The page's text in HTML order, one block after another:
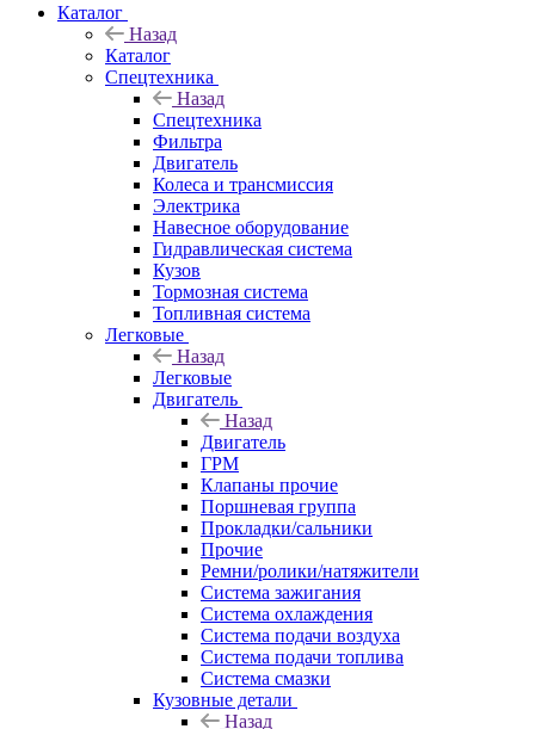
Каталог
Назад
Каталог
Спецтехника
Назад
Спецтехника
Фильтра
Двигатель
Колеса и трансмиссия
Электрика
Навесное оборудование
Гидравлическая система
Кузов
Тормозная система
Топливная система
Легковые
Назад
Легковые
Двигатель
Назад
Двигатель
ГРМ
Клапаны прочие
Поршневая группа
Прокладки/сальники
Прочие
Ремни/ролики/натяжители
Система зажигания
Система охлаждения
Система подачи воздуха
Система подачи топлива
Система смазки
Кузовные детали
Назад